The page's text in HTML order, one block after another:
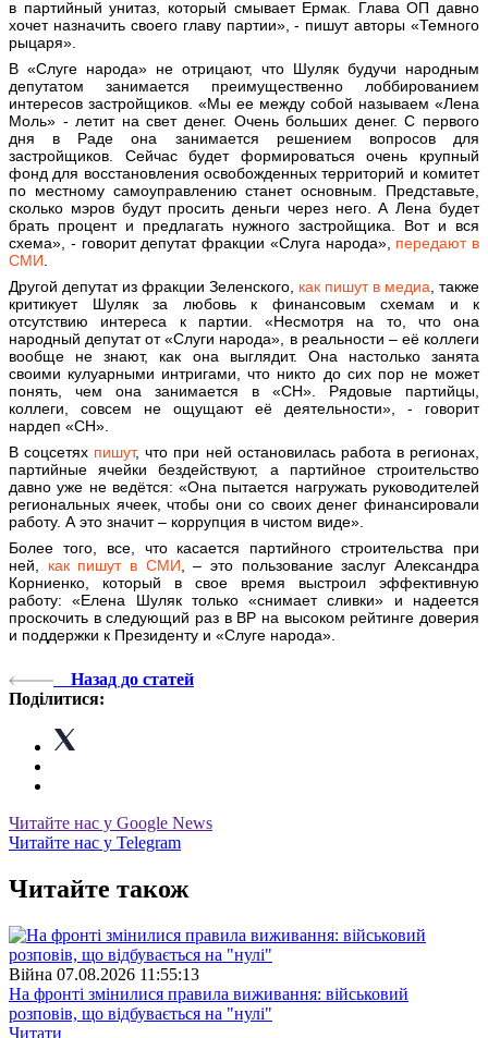
в партийный унитаз, который смывает Ермак. Глава ОП давно
хочет назначить своего главу партии», - пишут авторы «Темного
рыцаря».
В «Слуге народа» не отрицают, что Шуляк будучи народным
депутатом занимается преимущественно лоббированием
интересов застройщиков. «Мы ее между собой называем «Лена
Моль» - летит на свет денег. Очень больших денег. С первого
дня в Раде она занимается решением вопросов для
застройщиков. Сейчас будет формироваться очень крупный
фонд для восстановления освобожденных территорий и комитет
по местному самоуправлению станет основным. Представьте,
сколько мэров будут просить деньги через него. А Лена будет
брать процент и предлагать нужного застройщика. Вот и вся
схема», - говорит депутат фракции «Слуга народа», передают в
СМИ
Другой депутат из фракции Зеленского, как пишут в медиа , также
критикует Шуляк за любовь к финансовым схемам и к
отсутствию интереса к партии. «Несмотря на то, что она
народный депутат от «Слуги народа», в реальности – её коллеги
вообще не знают, как она выглядит. Она настолько занята
своими кулуарными интригами, что никто до сих пор не может
понять, чем она занимается в «СН». Рядовые партийцы,
коллеги, совсем не ощущают её деятельности», - говорит
нардеп «СН».
В соцсетях пишут, что при ней остановилась работа в регионах,
партийные ячейки бездействуют, а партийное строительство
давно уже не ведётся: «Она пытается нагружать руководителей
региональных ячеек, чтобы они со своих денег финансировали
работу. А это значит – коррупция в чистом виде».
Более того, все, что касается партийного строительства при
ней, как пишут в СМИ , – это пользование заслуг Александра
Корниенко, который в свое время выстроил эффективную
работу: «Елена Шуляк только «снимает сливки» и надеется
проскочить в следующий раз в ВР на высоком рейтинге доверия
и поддержки к Президенту и «Слуге народа».
Назад до статей
Поділитися:
Читайте нас у Google News
Читайте нас у Telegram
Читайте також
Війна 07.08.2026 11:55:13
На фронті змінилися правила виживання: військовий
розповів, що відбувається на "нулі"
Читати